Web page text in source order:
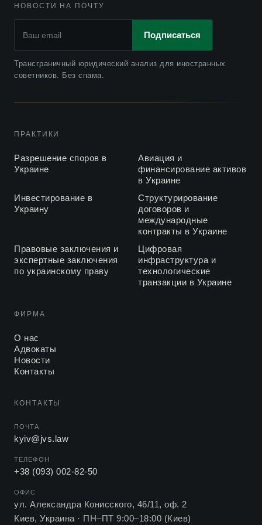
НОВОСТИ НА ПОЧТУ
Подписаться
Трансграничный юридический анализ для иностранных
советников. Без спама.
ПРАКТИКИ
Разрешение споров в
Украине
Авиация и
финансирование активов
в Украине
Инвестирование в
Украину
Структурирование
договоров и
международные
контракты в Украине
Правовые заключения и
экспертные заключения
по украинскому праву
Цифровая
инфраструктура и
технологические
транзакции в Украине
ФИРМА
О нас
Адвокаты
Новости
Контакты
КОНТАКТЫ
ПОЧТА
kyiv@jvs.law
ТЕЛЕФОН
+38 (093) 002-82-50
ОФИС
ул. Александра Конисского, 46/11, оф. 2
Киев, Украина · ПН–ПТ 9:00–18:00 (Киев)